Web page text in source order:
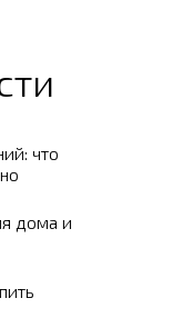
что
дома и